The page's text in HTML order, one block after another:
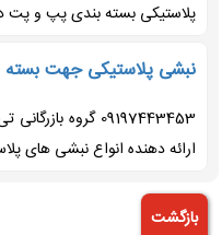
پلاستیکی بسته بندی پپ و پت
نبشی پلاستیکی جهت
09197443453 گروه
ارائه دهنده انواع نبشی های